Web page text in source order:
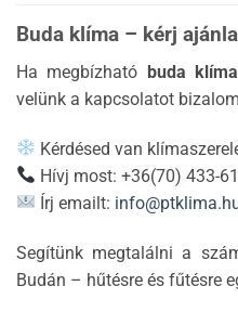
Buda klíma – kérj
Ha megbízható buda klíma
velünk a kapcsolatot
Kérdésed van
Hívj most: +36(70) 433-
Írj emailt:
Segítünk megtalálni a
Budán – hűtésre és fűtésre